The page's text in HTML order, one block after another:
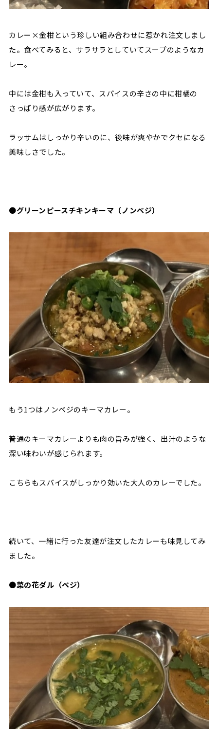
カレー×金柑という珍しい組み合わせに惹かれ注文しまし
た。食べてみると、サラサラとしていてスープのようなカ
レー。
中には金柑も入っていて、スパイスの辛さの中に柑橘の
さっぱり感が広がります。
ラッサムはしっかり辛いのに、後味が爽やかでクセになる
美味しさでした。
●グリーンピースチキンキーマ（ノンベジ）
もう1つはノンベジのキーマカレー。
普通のキーマカレーよりも肉の旨みが強く、出汁のような
深い味わいが感じられます。
こちらもスパイスがしっかり効いた大人のカレーでした。
続いて、一緒に行った友達が注文したカレーも味見してみ
ました。
●菜の花ダル（ベジ）